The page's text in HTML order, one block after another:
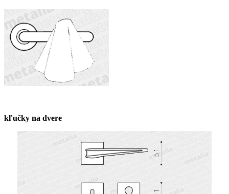
kľučky na dvere